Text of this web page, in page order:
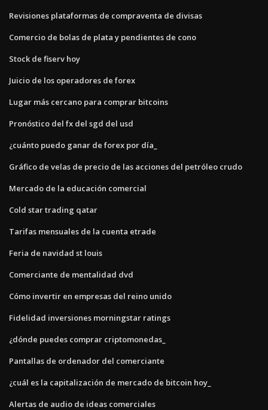
Revisiones plataformas de compraventa de divisas
Comercio de bolas de plata y pendientes de cono
Stock de fiserv hoy
Juicio de los operadores de forex
Lugar más cercano para comprar bitcoins
Pronóstico del fx del sgd del usd
¿cuánto puedo ganar de forex por día_
Gráfico de velas de precio de las acciones del petróleo crudo
Mercado de la educación comercial
Cold star trading qatar
Tarifas mensuales de la cuenta etrade
Feria de navidad st louis
Comerciante de mentalidad dvd
Cómo invertir en empresas del reino unido
Fidelidad inversiones morningstar ratings
¿dónde puedes comprar criptomonedas_
Pantallas de ordenador del comerciante
¿cuál es la capitalización de mercado de bitcoin hoy_
Alertas de audio de ideas comerciales